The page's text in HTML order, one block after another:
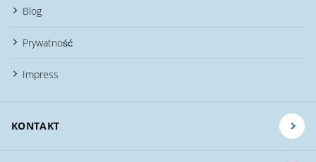
Blog
Prywatność
Impress
KONTAKT